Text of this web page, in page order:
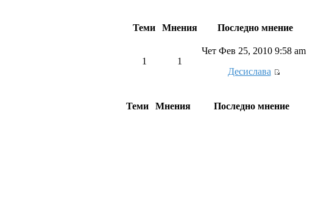
Теми Мнения
Последно мнение
1 1
Чет Фев 25, 2010 9:58 am
Десислава
Теми Мнения
Последно мнение